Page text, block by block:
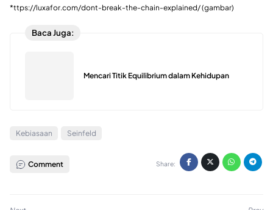
*ttps://luxafor.com/dont-break-the-chain-explained/ (gambar)
Baca Juga:
Mencari Titik Equilibrium dalam Kehidupan
Kebiasaan Seinfeld
Comment Share: